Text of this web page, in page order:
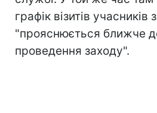
графік візитів учасників
"прояснюється ближче
проведення заходу".